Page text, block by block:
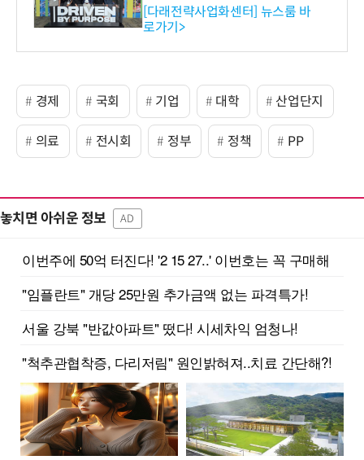
와의 비즈니스 미팅 지원…K
-바이오 해외 진출 교두보 확
보
[다래전략사업화센터] 뉴스룸 바
로가기>
경제 국회 기업 대학 산업단지
의료 전시회 정부 정책 PP
놓치면 아쉬운 정보 AD